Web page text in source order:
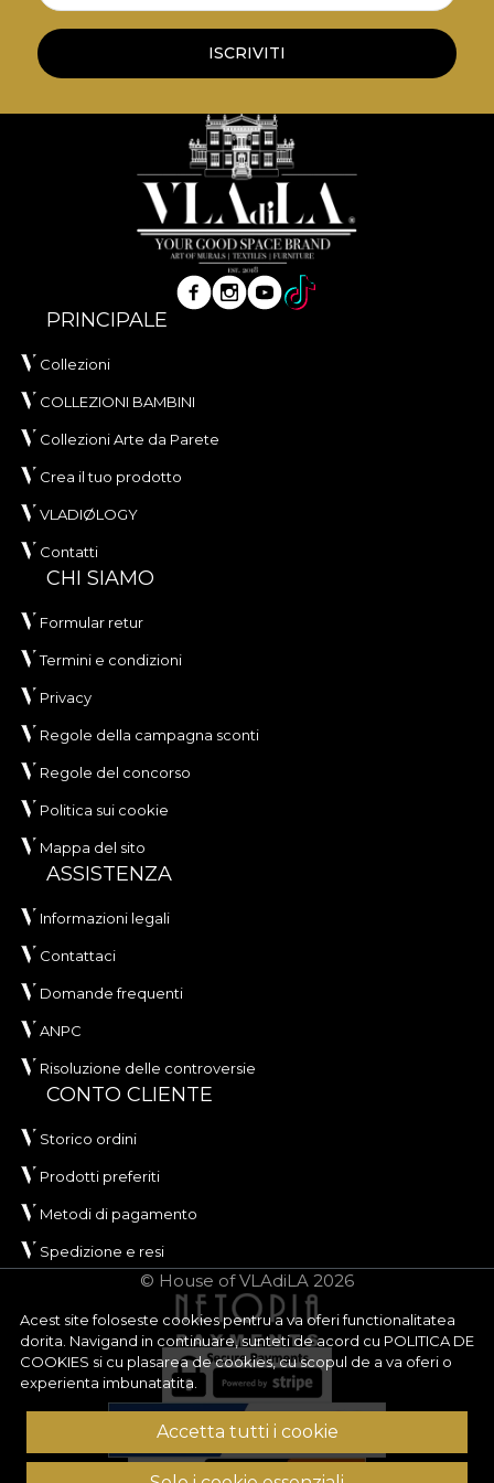
Acest site foloseste cookies pentru a va oferi functionalitatea
dorita. Navigand in continuare, sunteti de acord cu POLITICA DE
COOKIES si cu plasarea de cookies, cu scopul de a va oferi o
experienta imbunatatita.
Accetta tutti i cookie
ISCRIVITI
PRINCIPALE
Collezioni
COLLEZIONI BAMBINI
Collezioni Arte da Parete
Crea il tuo prodotto
VLADIØLOGY
Contatti
CHI SIAMO
Formular retur
Termini e condizioni
Privacy
Regole della campagna sconti
Regole del concorso
Politica sui cookie
Mappa del sito
ASSISTENZA
Informazioni legali
Contattaci
Domande frequenti
ANPC
Risoluzione delle controversie
CONTO CLIENTE
Storico ordini
Prodotti preferiti
Metodi di pagamento
Spedizione e resi
© House of VLAdiLA 2026